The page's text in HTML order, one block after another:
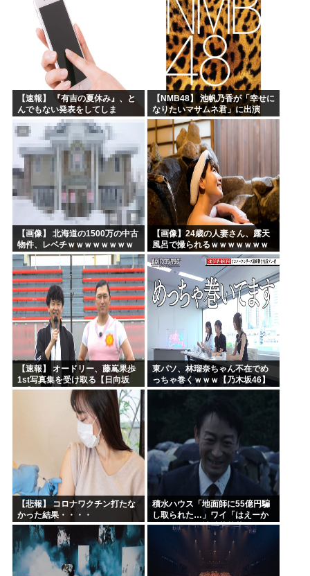
中国大使館に侵入した自衛官（24）、動機を告白「中国の強...
海外「ディズニーがゴミのようだ！」日本がアニメ化した米人...
今期アニメの評価、ついに固まる
【速報】 『有吉の夏休み』、と
んでもない発表をしてしま
う！！！！！
【NMB48】 池帆乃香が「幸せに
なりたいマサムネ君」に出演
【画像】 北海道の1500万の中古
物件、レベチｗｗｗｗｗｗｗｗ
ｗｗｗｗｗｗｗｗｗｗｗｗ
【画像】24歳の人妻さん、露天
風呂で撮られるｗｗｗｗｗｗｗ
ｗｗｗｗｗｗｗｗｗｗ
【速報】 オードリー、藤嶌果歩
1st写真集を受け取る【日向坂
46】
東パソ、林瑠奈ちゃん不在でめ
っちゃ巻くｗｗｗ【乃木坂46】
【悲報】 コロナワクチン打たな
かった結果・・・・
積水ハウス「地面師に55億円騙
し取られた…」ワイ「はえーか
わいそう…会社滅茶苦茶やろな